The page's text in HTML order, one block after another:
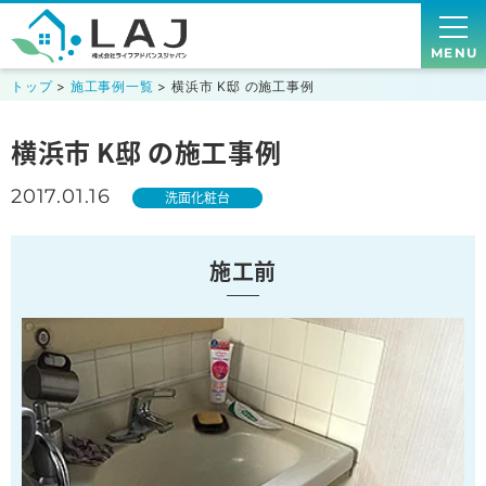
MENU
トップ> 施工事例一覧 > 横浜市 K邸 の施工事例
横浜市 K邸 の施工事例
2017.01.16 洗面化粧台
施工前